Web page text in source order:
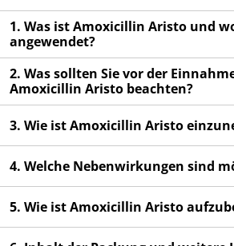
- Heben Sie die Packungsbeilage
möchten Sie diese später nochmals
- Wenn Sie weitere Fragen haben,
Ihren Arzt oder Apotheker.
- Dieses Arzneimittel wurde Ihnen
verschrieben. Geben Sie es nicht
die gleichen Beschwerden haben wie
- Wenn Sie Nebenwirkungen
sich an Ihren Arzt oder Apotheker.
Nebenwirkungen, die nicht in
angegeben sind. Siehe Abschnitt 4.
1. Was ist Amoxicillin Aristo und
angewendet?
2. Was sollten Sie vor der
Amoxicillin Aristo beachten?
3. Wie ist Amoxicillin Aristo
4. Welche Nebenwirkungen sind
5. Wie ist Amoxicillin Aristo